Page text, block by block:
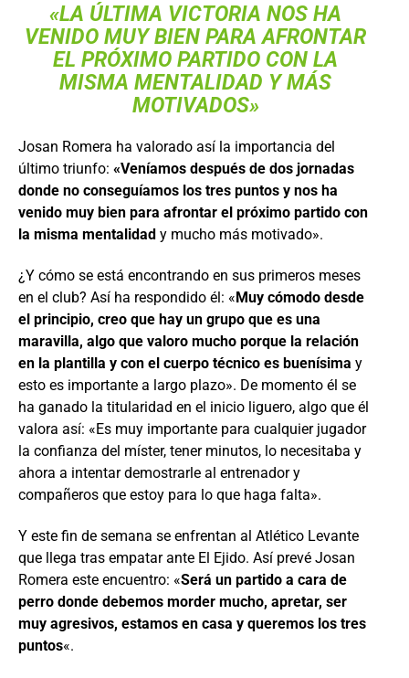
«LA ÚLTIMA VICTORIA NOS HA
VENIDO MUY BIEN PARA AFRONTAR
EL PRÓXIMO PARTIDO CON LA
MISMA MENTALIDAD Y MÁS
MOTIVADOS»
Josan Romera ha valorado así la importancia del
último triunfo: «Veníamos después de dos jornadas
donde no conseguíamos los tres puntos y nos ha
venido muy bien para afrontar el próximo partido con
la misma mentalidad y mucho más motivado».
¿Y cómo se está encontrando en sus primeros meses
en el club? Así ha respondido él: «Muy cómodo desde
el principio, creo que hay un grupo que es una
maravilla, algo que valoro mucho porque la relación
en la plantilla y con el cuerpo técnico es buenísima y
esto es importante a largo plazo». De momento él se
ha ganado la titularidad en el inicio liguero, algo que él
valora así: «Es muy importante para cualquier jugador
la confianza del míster, tener minutos, lo necesitaba y
ahora a intentar demostrarle al entrenador y
compañeros que estoy para lo que haga falta».
Y este fin de semana se enfrentan al Atlético Levante
que llega tras empatar ante El Ejido. Así prevé Josan
Romera este encuentro: «Será un partido a cara de
perro donde debemos morder mucho, apretar, ser
muy agresivos, estamos en casa y queremos los tres
puntos«.